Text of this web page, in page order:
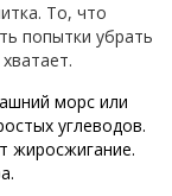
То, что
попытки убрать
морс или
углеводов.
жиросжигание.